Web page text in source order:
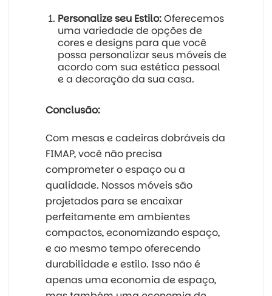
Personalize seu Estilo:Oferecemos
uma variedade de opções de
cores e designs para que você
possa personalizar seus móveis de
acordo com sua estética pessoal
e a decoração da sua casa.
Conclusão:
Com mesas e cadeiras dobráveis da
FIMAP, você não precisa
comprometer o espaço ou a
qualidade. Nossos móveis são
projetados para se encaixar
perfeitamente em ambientes
compactos, economizando espaço,
e ao mesmo tempo oferecendo
durabilidade e estilo. Isso não é
apenas uma economia de espaço,